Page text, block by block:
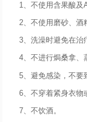
1、不使用含果酸及
2、不使用磨砂、酒
3、洗澡时避免在治
4、不进行焗桑拿、
5、避免感染，不要
6、不穿着紧身衣物
7、不饮酒。